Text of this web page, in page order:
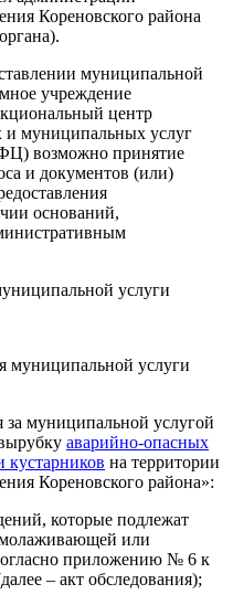
Кореновского района
муниципальной
учреждение
центр
и муниципальных услуг
возможно принятие
и документов (или)
оснований,
услуги
муниципальной услуги
муниципальной услугой
аварийно-опасных
кустарников на территории
Кореновского района»:
которые подлежат
или
приложению № 6 к
– акт обследования);